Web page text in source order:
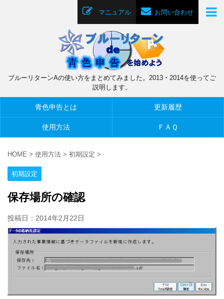
お問い合わせ
マニュアル
ブルーリターンAの使い方をまとめてみました。2013・2014を使ってご
説明します。
青色申告とは 更新履歴
使用方法 ＦＡＱ
HOME > 使用方法 > 初期設定 >
初期設定
保存場所の確認
投稿日： 2014年2月22日